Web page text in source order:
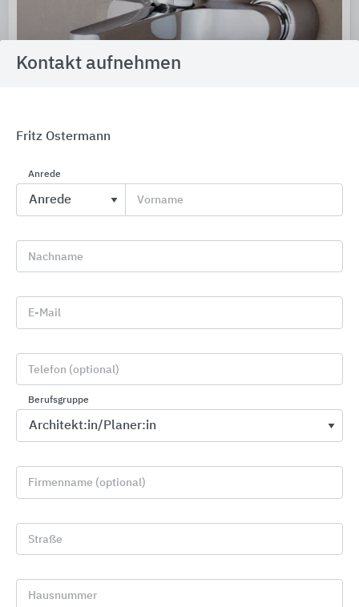
Kontakt aufnehmen
Fritz Ostermann
Anrede
Vorname
Nachname
E-Mail
Telefon (optional)
Berufsgruppe
Firmenname (optional)
Straße
Hausnummer